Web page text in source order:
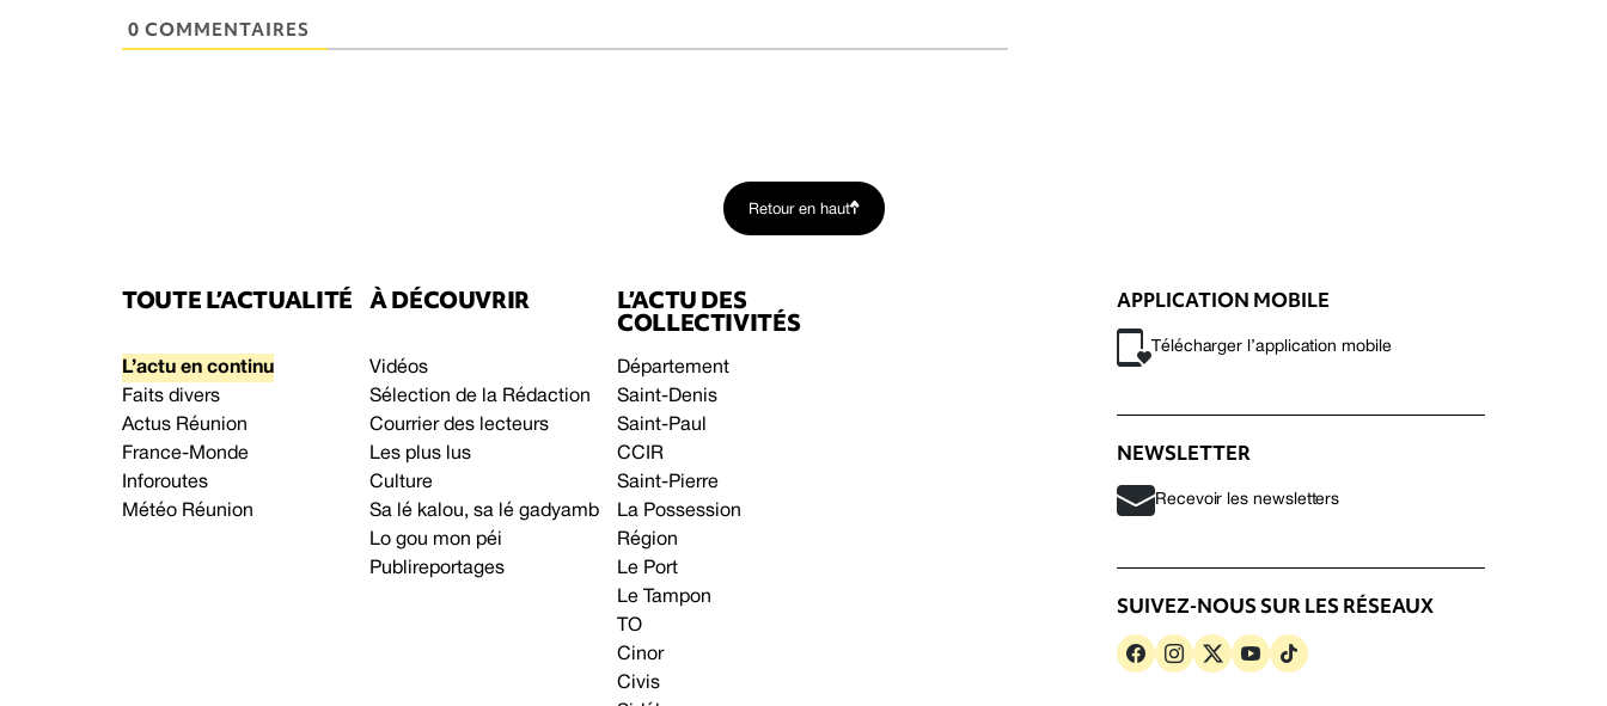
0 COMMENTAIRES
Retour en haut
TOUTE L’ACTUALITÉ
L’actu en continu
Faits divers
Actus Réunion
France-Monde
Inforoutes
Météo Réunion
À DÉCOUVRIR
Vidéos
Sélection de la Rédaction
Courrier des lecteurs
Les plus lus
Culture
Sa lé kalou, sa lé gadyamb
Lo gou mon péi
Publireportages
L’ACTU DES
COLLECTIVITÉS
Département
Saint-Denis
Saint-Paul
CCIR
Saint-Pierre
La Possession
Région
Le Port
Le Tampon
TO
Cinor
Civis
APPLICATION MOBILE
Télécharger l’application mobile
NEWSLETTER
Recevoir les newsletters
SUIVEZ-NOUS SUR LES RÉSEAUX